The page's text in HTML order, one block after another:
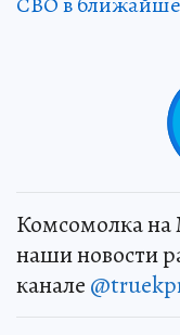
Комсомолка на
наши новости
канале